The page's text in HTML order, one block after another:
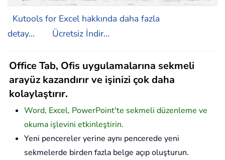
Kutools for Excel hakkında daha fazla
detay...
Ücretsiz İndir...
Office Tab, Ofis uygulamalarına sekmeli
arayüz kazandırır ve işinizi çok daha
kolaylaştırır.
Word, Excel, PowerPoint'te sekmeli düzenleme ve
okuma işlevini etkinleştirin.
Yeni pencereler yerine aynı pencerede yeni
sekmelerde birden fazla belge açıp oluşturun.